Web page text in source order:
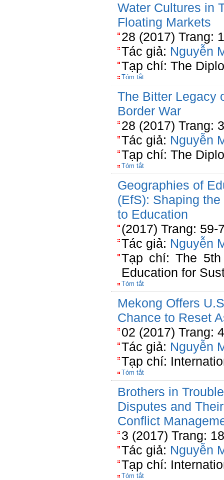
Water Cultures in
Floating Markets
28 (2017) Trang:
Tác giả: Nguyễn
Tạp chí: The
Tóm tắt
The Bitter Legacy
Border War
28 (2017) Trang:
Tác giả: Nguyễn
Tạp chí: The
Tóm tắt
Geographies of
(EfS): Shaping
to Education
(2017) Trang: 59-
Tác giả: Nguyễn
Tạp chí: The 5th
Education for
Tóm tắt
Mekong Offers
Chance to Reset
02 (2017) Trang:
Tác giả: Nguyễn
Tạp chí:
Tóm tắt
Brothers in
Disputes and
Conflict
3 (2017) Trang:
Tác giả: Nguyễn
Tạp chí:
Tóm tắt